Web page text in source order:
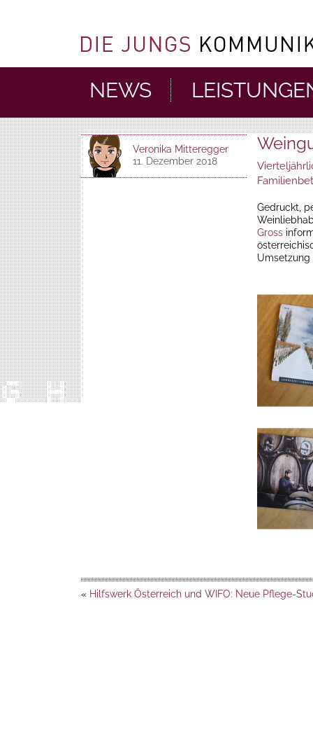
NEWS
Veronika Mitteregger
11. Dezember 2018
Gedruckt,
Gross
Umsetzung
« Hilfswerk Österreich und WIFO: Neue Pflege-